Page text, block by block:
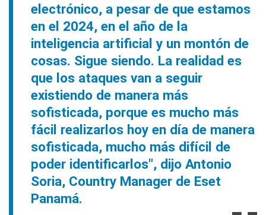
electrónico, a pesar de que estamos
en el 2024, en el año de la
inteligencia artificial y un montón de
cosas. Sigue siendo. La realidad es
que los ataques van a seguir
existiendo de manera más
sofisticada, porque es mucho más
fácil realizarlos hoy en día de manera
sofisticada, mucho más difícil de
poder identificarlos", dijo Antonio
Soria, Country Manager de Eset
Panamá.